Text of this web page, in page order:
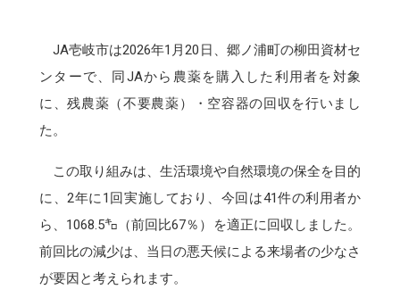
JA壱岐市は2026年1月20日、郷ノ浦町の柳田資材セ
ンターで、同JAから農薬を購入した利用者を対象
に、残農薬（不要農薬）・空容器の回収を行いまし
た。
この取り組みは、生活環境や自然環境の保全を目的
に、2年に1回実施しており、今回は41件の利用者か
ら、1068.5㌔（前回比67％）を適正に回収しました。
前回比の減少は、当日の悪天候による来場者の少なさ
が要因と考えられます。